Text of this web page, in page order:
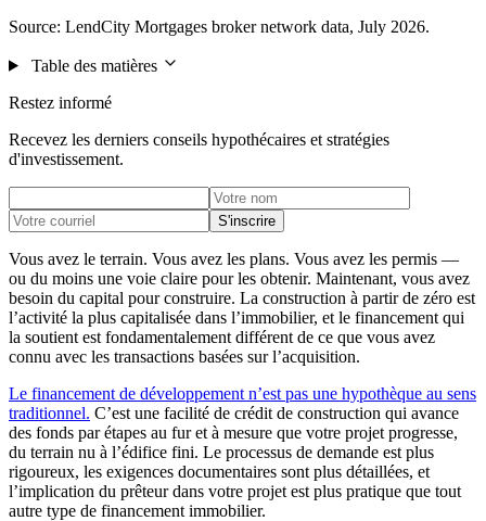
Source: LendCity Mortgages broker network data, July 2026.
Table des matières
Restez informé
Recevez les derniers conseils hypothécaires et stratégies
d'investissement.
S'inscrire
Vous avez le terrain. Vous avez les plans. Vous avez les permis —
ou du moins une voie claire pour les obtenir. Maintenant, vous avez
besoin du capital pour construire. La construction à partir de zéro est
l’activité la plus capitalisée dans l’immobilier, et le financement qui
la soutient est fondamentalement différent de ce que vous avez
connu avec les transactions basées sur l’acquisition.
Le financement de développement n’est pas une hypothèque au sens
traditionnel. C’est une facilité de crédit de construction qui avance
des fonds par étapes au fur et à mesure que votre projet progresse,
du terrain nu à l’édifice fini. Le processus de demande est plus
rigoureux, les exigences documentaires sont plus détaillées, et
l’implication du prêteur dans votre projet est plus pratique que tout
autre type de financement immobilier.